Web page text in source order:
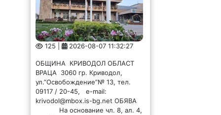
125 | 2026-08-07 11:32:27
ОБЩИНА КРИВОДОЛ ОБЛАСТ
ВРАЦА 3060 гр. Криводол,
ул.”Освобождение”№ 13, тел.
09117 / 20-45, e-mail:
krivodol@mbox.is-bg.net ОБЯВА
На основание чл. 8, ал. 4,